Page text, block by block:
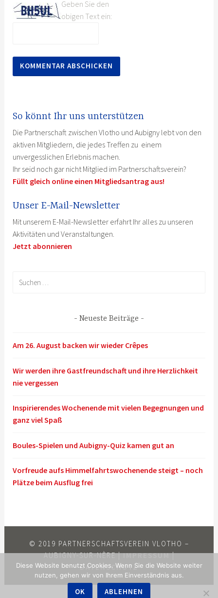
Geben Sie den
obigen Text ein:
So könnt Ihr uns unterstützen
Die Partnerschaft zwischen Vlotho und Aubigny lebt von den
aktiven Mitgliedern, die jedes Treffen zu einem
unvergesslichen Erlebnis machen.
Ihr seid noch gar nicht Mitglied im Partnerschaftsverein?
Füllt gleich online einen Mitgliedsantrag aus!
Unser E-Mail-Newsletter
Mit unserem E-Mail-Newsletter erfahrt Ihr alles zu unseren
Aktivitäten und Veranstaltungen.
Jetzt abonnieren
Neueste Beiträge
Am 26. August backen wir wieder Crêpes
Wir werden ihre Gastfreundschaft und ihre Herzlichkeit
nie vergessen
Inspirierendes Wochenende mit vielen Begegnungen und
ganz viel Spaß
Boules-Spielen und Aubigny-Quiz kamen gut an
Vorfreude aufs Himmelfahrtswochenende steigt – noch
Plätze beim Ausflug frei
© 2019 PARTNERSCHAFTSVEREIN VLOTHO –
AUBIGNY-SUR-NÈRE |IMPRESSUM|
DATENSCHUTZ
Diese Website benutzt Cookies. Wenn Sie die Website weiter
nutzen, gehen wir von Ihrem Einverständnis aus.
OK ABLEHNEN